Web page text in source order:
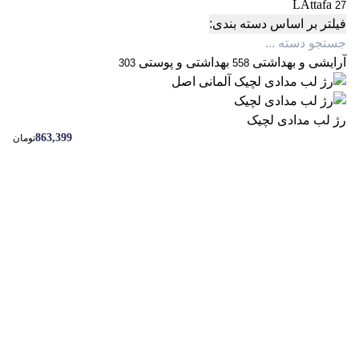
LAttafa 27
فیلتر بر اساس دسته بندی:
آرایشی و بهداشتی 558 بهداشتی و پوستی 303
رژ لب مدادی لچیک
863,399تومان